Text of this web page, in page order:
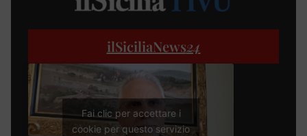
ilSiciliaNews24
Fai clic per accettare i
cookie per questo servizio